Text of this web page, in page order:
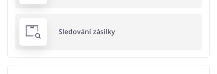
Sledování zásilky